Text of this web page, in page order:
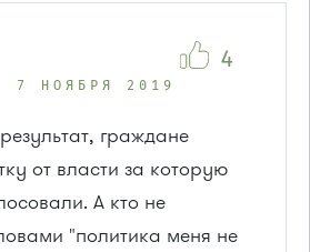
7 НОЯБРЯ 2019
граждане
от власти за которую
А кто не
"политика меня не
4